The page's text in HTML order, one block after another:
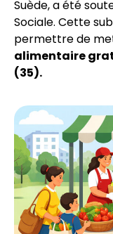
Suède, a été
Sociale. Cette
permettre de
alimentaire
(35).